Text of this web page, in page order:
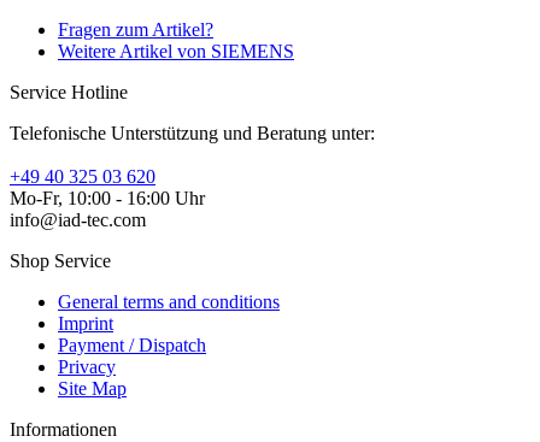
Fragen zum Artikel?
Weitere Artikel von SIEMENS
Service Hotline
Telefonische Unterstützung und Beratung unter:
+49 40 325 03 620
Mo-Fr, 10:00 - 16:00 Uhr
info@iad-tec.com
Shop Service
General terms and conditions
Imprint
Payment / Dispatch
Privacy
Site Map
Informationen